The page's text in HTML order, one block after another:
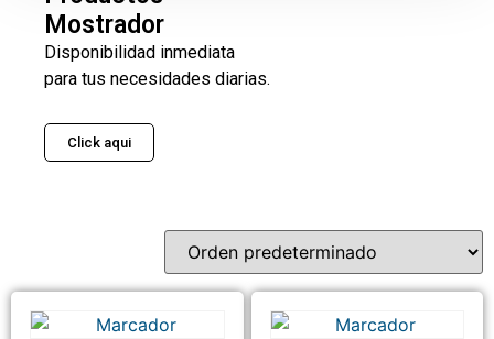
Mostrador
Disponibilidad inmediata
para tus necesidades diarias.
Click aqui